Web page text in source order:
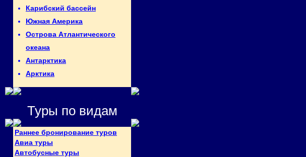
Карибский бассейн
Южная Америка
Острова Атлантического
океана
Антарктика
Арктика
Туры по видам
Раннее бронирование туров
Авиа туры
Автобусные туры